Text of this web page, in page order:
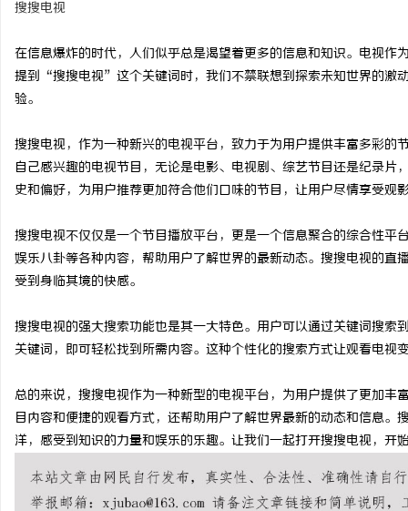
搜搜电视
在信息爆炸的时代，人们似乎总是渴望着更多的信息和知识。电视
提到“搜搜电视”这个关键词时，我们不禁联想到探索未知世界的激
验。
搜搜电视，作为一种新兴的电视平台，致力于为用户提供丰富多彩
自己感兴趣的电视节目，无论是电影、电视剧、综艺节目还是纪录
史和偏好，为用户推荐更加符合他们口味的节目，让用户尽情享受观
搜搜电视不仅仅是一个节目播放平台，更是一个信息聚合的综合性
娱乐八卦等各种内容，帮助用户了解世界的最新动态。搜搜电视的
受到身临其境的快感。
搜搜电视的强大搜索功能也是其一大特色。用户可以通过关键词搜
关键词，即可轻松找到所需内容。这种个性化的搜索方式让观看电视
总的来说，搜搜电视作为一种新型的电视平台，为用户提供了更加
目内容和便捷的观看方式，还帮助用户了解世界最新的动态和信息
洋，感受到知识的力量和娱乐的乐趣。让我们一起打开搜搜电视，开
武汉配眼镜 上海配眼镜